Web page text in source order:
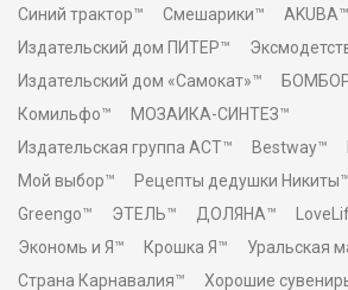
Синий трактор™
Смешарики™ AKUBA™
Издательский дом ПИТЕР™
Издательский дом «Самокат»™
Комильфо™
МОЗАИКА-СИНТЕЗ™
Издательская группа АСТ™
Bestway™
Мой выбор™
Рецепты дедушки Никиты™
Greengo™
ЭТЕЛЬ™ ДОЛЯНА™
Экономь и Я™
Крошка Я™
Уральская
Страна Карнавалия™
Хорошие